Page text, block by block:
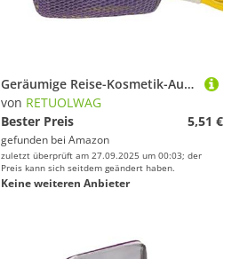
Geräumige Reise-Kosmetik-Aufbewahrungstaschen, kompakt, tragbar, Polyester, Kulturbeutel für den täglichen Gebrauch, wasserdichte Polyester-Kosmetiktasche, violett, Einheitsgröße
von RETUOLWAG
Bester Preis
5,51 €
gefunden bei Amazon
zuletzt überprüft am 27.09.2025 um 00:03; der
Preis kann sich seitdem geändert haben.
Keine weiteren Anbieter